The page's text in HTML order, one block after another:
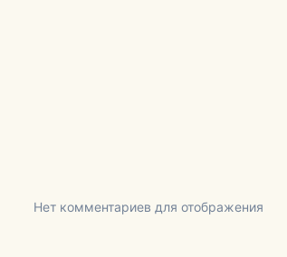
Нет комментариев для отображения